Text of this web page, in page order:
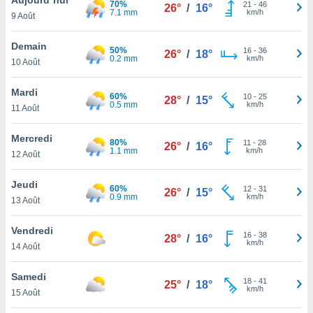
et
»,
au
vous
qu'ils
ou
le
ainsi
un
la
du
9 Août
70%
7.1 mm
26° / 16° 21 - 46
km/h
Demain
10 Août
50%
0.2 mm
26° / 18° 16- 36
km/h
Mardi
11 Août
60%
0.5 mm
28° / 15° 10- 25
km/h
Mercredi
12 Août
80%
1.1 mm
26° / 16° 11 - 28
km/h
Jeudi
13 Août
60%
0.9 mm
26° / 15° 12- 31
km/h
Vendredi
14 Août
28° / 16° 16- 38
km/h
Samedi
15 Août
25° / 18° 18- 41
km/h